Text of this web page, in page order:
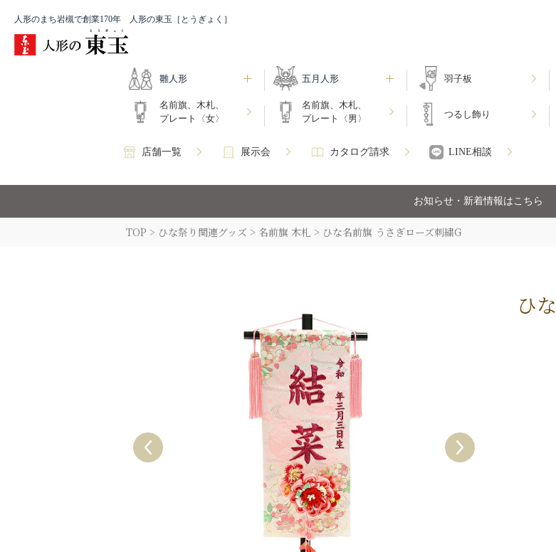
人形のまち岩槻で創業170年 人形の東玉［とうぎょく］
雛人形 五月人形 羽子板
名前旗、木札、
プレート〈女〉
名前旗、木札、
プレート〈男〉
つるし飾り
店舗一覧 展示会 カタログ請求 LINE相談
お知らせ・新着情報はこちら
TOP ひな祭り関連グッズ 名前旗 木札 ひな名前旗 うさぎローズ刺繍G
ひ